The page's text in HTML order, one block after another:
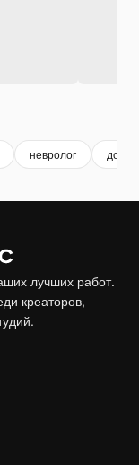
невролог
лучших работ.
креаторов,